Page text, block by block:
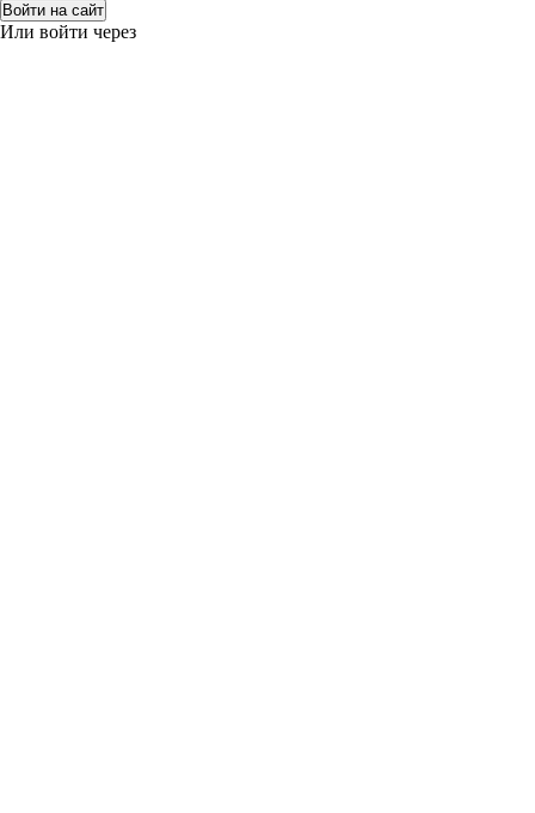
Войти на сайт
Или войти через